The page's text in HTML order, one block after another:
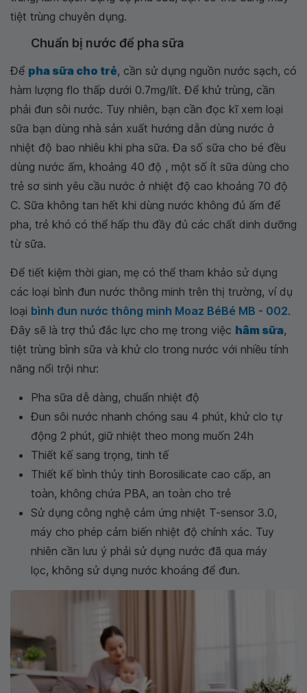
tiệt trùng chuyên dụng.
Chuẩn bị nước để pha sữa
Để pha sữa cho trẻ, cần sử dụng nguồn nước sạch, có
hàm lượng flo thấp dưới 0.7mg/lít. Để khử trùng, cần
phải đun sôi nước. Tuy nhiên, bạn cần đọc kĩ xem loại
sữa bạn dùng nhà sản xuất hướng dẫn dùng nước ở
nhiệt độ bao nhiêu khi pha sữa. Đa số sữa cho bé đều
dùng nước ấm, khoảng 40 độ , một số ít sữa dùng cho
trẻ sơ sinh yêu cầu nước ở nhiệt độ cao khoảng 70 độ
C. Sữa không tan hết khi dùng nước không đủ ấm để
pha, trẻ khó có thể hấp thu đầy đủ các chất dinh dưỡng
từ sữa.
Để tiết kiệm thời gian, mẹ có thể tham khảo sử dụng
các loại bình đun nước thông minh trên thị trường, ví dụ
loại bình đun nước thông minh Moaz BéBé MB - 002.
Đây sẽ là trợ thủ đắc lực cho mẹ trong việc hâm sữa,
tiệt trùng bình sữa và khử clo trong nước với nhiều tính
năng nổi trội như:
Pha sữa dễ dàng, chuẩn nhiệt độ
Đun sôi nước nhanh chóng sau 4 phút, khử clo tự
động 2 phút, giữ nhiệt theo mong muốn 24h
Thiết kế sang trọng, tinh tế
Thiết kế bình thủy tinh Borosilicate cao cấp, an
toàn, không chứa PBA, an toàn cho trẻ
Sử dụng công nghệ cảm ứng nhiệt T-sensor 3.0,
máy cho phép cảm biến nhiệt độ chính xác. Tuy
nhiên cần lưu ý phải sử dụng nước đã qua máy
lọc, không sử dụng nước khoáng để đun.